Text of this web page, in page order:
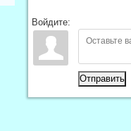
Войдите:
Отправить